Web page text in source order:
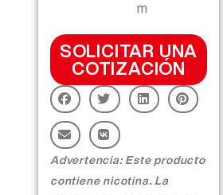
m
SOLICITAR UNA
COTIZACIÓN
Advertencia: Este producto
contiene nicotina. La